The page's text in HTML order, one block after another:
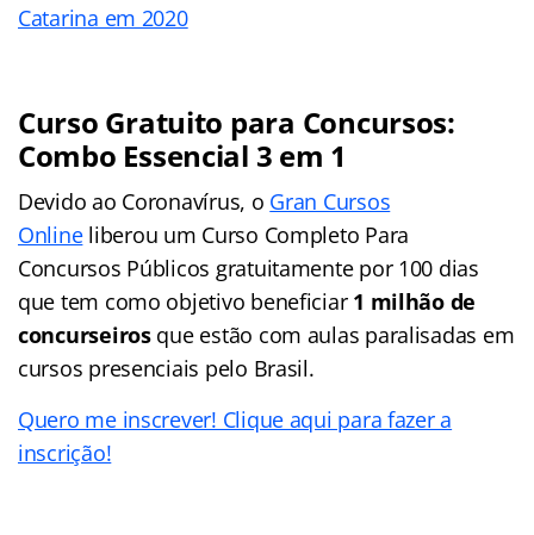
Catarina em 2020
Curso Gratuito para Concursos:
Combo Essencial 3 em 1
Devido ao Coronavírus, o Gran Cursos
Onlineliberou um Curso Completo Para
Concursos Públicos gratuitamente por 100 dias
que tem como objetivo beneficiar 1 milhão de
concurseirosque estão com aulas paralisadas em
cursos presenciais pelo Brasil.
Quero me inscrever! Clique aqui para fazer a
inscrição!